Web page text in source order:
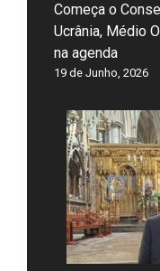
Começa o
Ucrânia, Médio
na agenda
19 de Junho, 2026